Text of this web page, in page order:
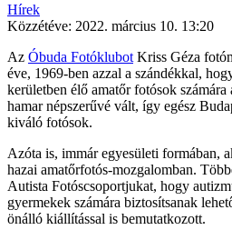
Hírek
Közzétéve: 2022. március 10. 13:20
Az Óbuda Fotóklubot Kriss Géza
éve, 1969-ben azzal a szándékkal,
kerületben élő amatőr fotósok
hamar népszerűvé vált, így egész
kiváló fotósok.
Azóta is, immár egyesületi formában,
hazai amatőrfotós-mozgalomban.
Autista Fotóscsoportjukat, hogy
gyermekek számára biztosítsanak
önálló kiállítással is bemutatkozott.